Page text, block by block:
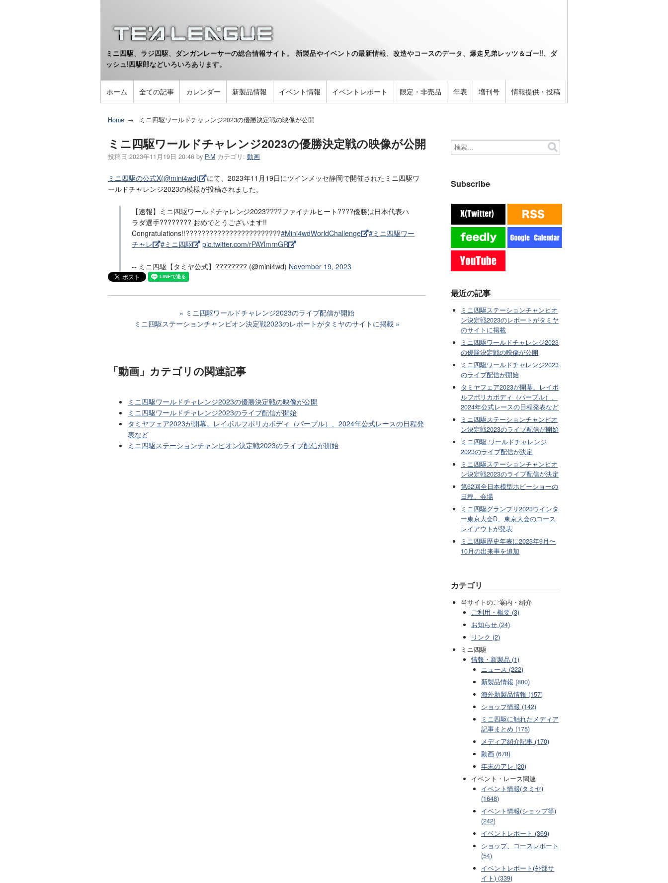
ミニ四駆、ラジ四駆、ダンガンレーサーの総合情報サイト。 新製品やイベントの最新情報、改造やコースのデータ、爆走兄弟レッツ＆ゴー!!、ダ
ッシュ!四駆郎などいろいろあります。
ホーム 全ての記事 カレンダー 新製品情報 イベント情報 イベントレポート 限定・非売品 年表 増刊号 情報提供・投稿
Home ミニ四駆ワールドチャレンジ2023の優勝決定戦の映像が公開
ミニ四駆ワールドチャレンジ2023の優勝決定戦の映像が公開
投稿日:2023年11月19日 20:46 by P-M カテゴリ: 動画
ミニ四駆の公式X(@mini4wd)
にて、2023年11月19日にツインメッセ静岡で開催されたミニ四駆ワ
ールドチャレンジ2023の模様が投稿されました。
【速報】ミニ四駆ワールドチャレンジ2023????ファイナルヒート????優勝は日本代表ハ
ラダ選手???????? おめでとうございます!!
Congratulations!!????????????????????????#Mini4wdWorldChallenge
#ミニ四駆ワー
チャレ
#ミニ四駆 pic.twitter.com/rPAYlmrnGR
-- ミニ四駆【タミヤ公式】???????? (@mini4wd) November 19, 2023
ミニ四駆ワールドチャレンジ2023のライブ配信が開始
ミニ四駆ステーションチャンピオン決定戦2023のレポートがタミヤのサイトに掲載
「動画」カテゴリの関連記事
ミニ四駆ワールドチャレンジ2023の優勝決定戦の映像が公開
ミニ四駆ワールドチャレンジ2023のライブ配信が開始
タミヤフェア2023が開幕。レイボルフポリカボディ（パープル）、2024年公式レースの日程発
表など
ミニ四駆ステーションチャンピオン決定戦2023のライブ配信が開始
Subscribe
最近の記事
ミニ四駆ステーションチャンピオ
ン決定戦2023のレポートがタミヤ
のサイトに掲載
ミニ四駆ワールドチャレンジ2023
の優勝決定戦の映像が公開
ミニ四駆ワールドチャレンジ2023
のライブ配信が開始
タミヤフェア2023が開幕。レイボ
ルフポリカボディ（パープル）、
2024年公式レースの日程発表など
ミニ四駆ステーションチャンピオ
ン決定戦2023のライブ配信が開始
ミニ四駆 ワールドチャレンジ
2023のライブ配信が決定
ミニ四駆ステーションチャンピオ
ン決定戦2023のライブ配信が決定
第62回全日本模型ホビーショーの
日程、会場
ミニ四駆グランプリ2023ウインタ
ー東京大会D、東京大会のコース
レイアウトが発表
ミニ四駆歴史年表に2023年9月〜
10月の出来事を追加
カテゴリ
当サイトのご案内・紹介
ご利用・概要 (3)
お知らせ (24)
リンク (2)
ミニ四駆
情報・新製品 (1)
ニュース (222)
新製品情報 (800)
海外新製品情報 (157)
ショップ情報 (142)
ミニ四駆に触れたメディア
記事まとめ (175)
メディア紹介記事 (170)
動画 (678)
年末のアレ (20)
イベント・レース関連
イベント情報(タミヤ)
(1648)
イベント情報(ショップ等)
(242)
イベントレポート (369)
ショップ、コースレポート
(54)
イベントレポート(外部サ
イト) (339)